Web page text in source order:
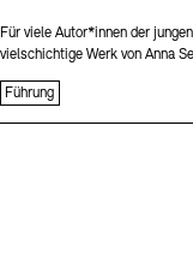
Für viele Autor*innen der
vielschichtige Werk von Anna
Führung